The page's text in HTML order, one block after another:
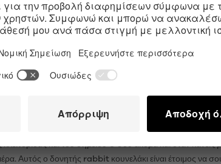
ΤΟΥ ΣΗΜΕΊΟΥ G ΚΑΙ ΤΗΣ
μοτέρ του. Αυτός ο δονητής rabbit κουνελάκι
την έντονη διέγερση της κλειτορίδας και
στις ανάγκες σου. Ο καμπυλωτός διεγέρτης της
RABBIT ΚΟΥΝΕΛΆΚΙ (IPX7)
και του σημείου G σου ακόμα και όταν
Αυτός ο δονητής rabbit κουνελάκι είναι έτοιμος να